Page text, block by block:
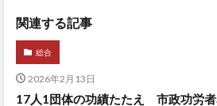
関連する記事
総合
2026年2月13日
17人1団体の功績たたえ 市政功労